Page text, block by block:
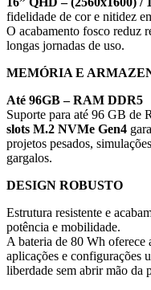
fidelidade de cor e nitidez
O acabamento fosco reduz
longas jornadas de uso.
MEMÓRIA E
Até 96GB – RAM DDR5
Suporte para até 96 GB de
slots M.2 NVMe Gen4
projetos pesados,
gargalos.
DESIGN ROBUSTO
Estrutura resistente e
potência e mobilidade.
A bateria de 80 Wh
aplicações e configurações
liberdade sem abrir mão da